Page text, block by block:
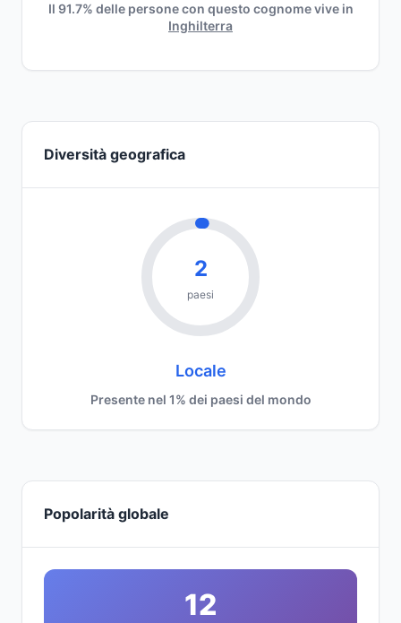
Il 91.7% delle persone con questo cognome vive in
Inghilterra
Diversità geografica
2
paesi
Locale
Presente nel 1% dei paesi del mondo
Popolarità globale
12